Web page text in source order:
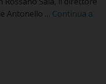
Antonello … Continua a